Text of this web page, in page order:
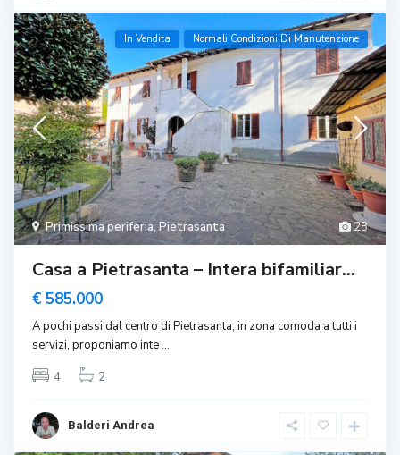
28
Primissima periferia,Pietrasanta
In Vendita Normali Condizioni Di Manutenzione
Casa a Pietrasanta – Intera bifamiliar...
€ 585.000
A pochi passi dal centro di Pietrasanta, in zona comoda a tutti i
servizi, proponiamo inte...
4
2
Balderi Andrea